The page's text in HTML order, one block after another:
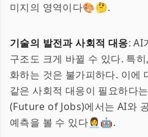
미지의 영역이다🎨🤔.
기술의 발전과 사회적 대응: AI
구조도 크게 바뀔 수 있다. 특
화하는 것은 불가피하다. 이에
같은 사회적 대응이 필요하다
(Future of Jobs)에서는 AI와
예측을 볼 수 있다👩‍💼🤖.